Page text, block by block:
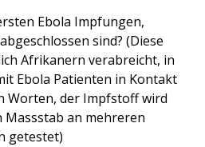
Ebola Impfungen,
sind? (Diese
Afrikanern verabreicht, in
Ebola Patienten in Kontakt
Worten, der Impfstoff wird
an mehreren
getestet)